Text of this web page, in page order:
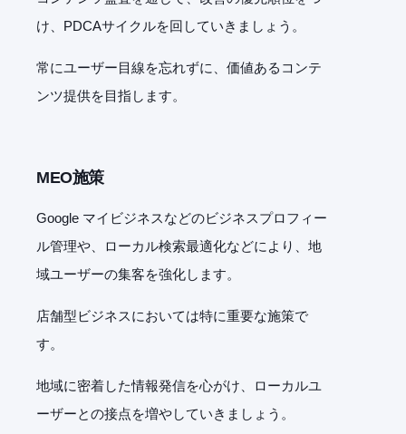
け、 PDCAサイクルを回していきましょう。
常にユーザー目線を忘れずに、価値あるコンテ
ンツ提供を目指します。
MEO施策
Google マイビジネスなどのビジネスプロフィー
ル管理や、ローカル検索最適化などにより、地
域ユーザーの集客を強化します。
店舗型ビジネスにおいては特に重要な施策で
す。
地域に密着した情報発信を心がけ、ローカルユ
ーザーとの接点を増やしていきましょう。